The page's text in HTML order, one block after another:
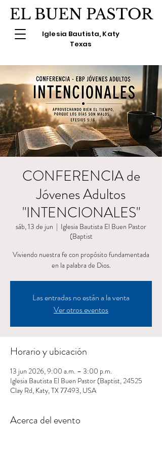
EL BUEN PASTOR
Iglesia Bautista, Katy
Texas
CONFERENCIA de
Jóvenes Adultos
"INTENCIONALES"
sáb, 13 de jun
  |
Iglesia Bautista El Buen Pastor
(Baptist
Viviendo nuestra fe con propósito fundamentada
en la palabra de Dios.
Las entradas no están a la venta
Ver otros eventos
Horario y ubicación
13 jun 2026, 9:00 a.m. – 3:00 p.m.
Iglesia Bautista El Buen Pastor (Baptist, 24525
Clay Rd, Katy, TX 77493, USA
Acerca del evento